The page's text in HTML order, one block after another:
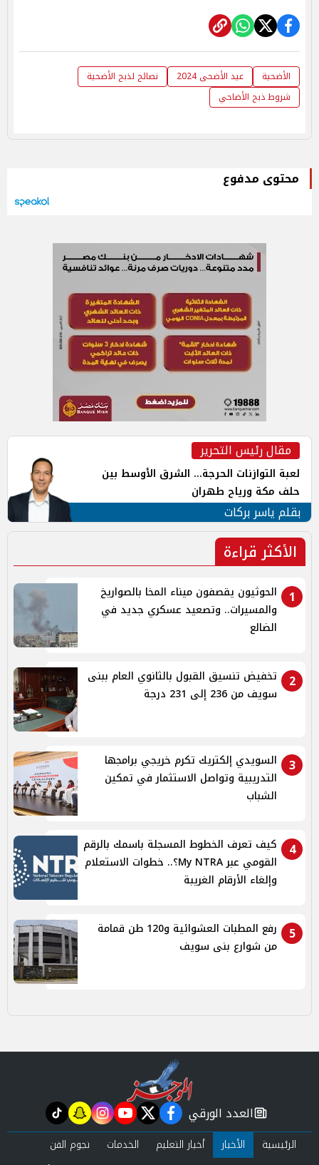
الأضحية عيد الأضحى 2024
نصائح لذبح الأضحية
شروط ذبح الأضاحي
محتوى مدفوع
مقال رئيس التحرير
لعبة التوازنات الحرجة... الشرق الأوسط بين
حلف مكة ورياح طهران
بقلم ياسر بركات
الأكثر قراءة
1
الحوثيون يقصفون ميناء المخا بالصواريخ
والمسيرات.. وتصعيد عسكري جديد في
الضالع
2
تخفيض تنسيق القبول بالثانوي العام ببنى
سويف من 236 إلى 231 درجة
3
السويدي إلكتريك تكرم خريجي برامجها
التدريبية وتواصل الاستثمار في تمكين
الشباب
4
كيف تعرف الخطوط المسجلة باسمك بالرقم
القومي عبر My NTRA؟.. خطوات الاستعلام
وإلغاء الأرقام الغريبة
5
رفع المطبات العشوائية و120 طن قمامة
من شوارع بنى سويف
newspaper
العدد الورقي facebook
twitter
youtube
instagram
snapchat
tiktok
الرئيسية الأخبار أخبار التعليم الخدمات
نجوم الفن